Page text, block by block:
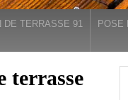
DE TERRASSE 91 POSE
terrasse